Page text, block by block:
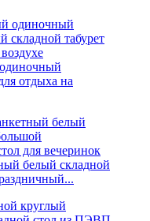
отдыха на
белый складной